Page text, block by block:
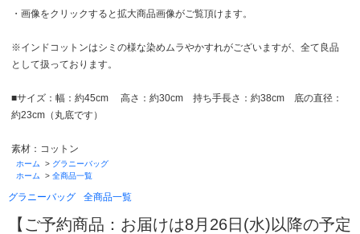
・画像をクリックすると拡大商品画像がご覧頂けます。
※インドコットンはシミの様な染めムラやかすれがございますが、全て良品
として扱っております。
■サイズ：幅：約45cm 高さ：約30cm 持ち手長さ：約38cm 底の直径：
約23cm（丸底です）
素材：コットン
ホーム > グラニーバッグ
ホーム
> 全商品一覧
グラニーバッグ 全商品一覧
【ご予約商品：お届けは8月26日(水)以降の予定